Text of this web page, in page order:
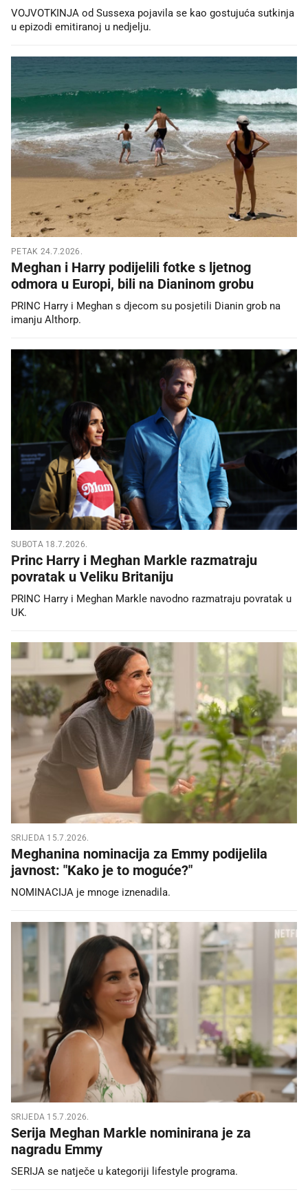
VOJVOTKINJA od Sussexa pojavila se kao gostujuća sutkinja
u epizodi emitiranoj u nedjelju.
PETAK 24.7.2026.
Meghan i Harry podijelili fotke s ljetnog
odmora u Europi, bili na Dianinom grobu
PRINC Harry i Meghan s djecom su posjetili Dianin grob na
imanju Althorp.
SUBOTA 18.7.2026.
Princ Harry i Meghan Markle razmatraju
povratak u Veliku Britaniju
PRINC Harry i Meghan Markle navodno razmatraju povratak u
UK.
SRIJEDA 15.7.2026.
Meghanina nominacija za Emmy podijelila
javnost: "Kako je to moguće?"
NOMINACIJA je mnoge iznenadila.
SRIJEDA 15.7.2026.
Serija Meghan Markle nominirana je za
nagradu Emmy
SERIJA se natječe u kategoriji lifestyle programa.